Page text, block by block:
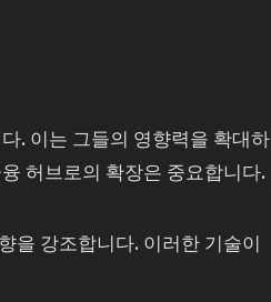
. 이는 그들의 영향력을 확대하
허브로의 확장은 중요합니다.
을 강조합니다. 이러한 기술이